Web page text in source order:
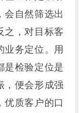
会自然筛选出
之，对目标客
业务定位。用
是检验定位是
，便会形成强
优质客户的口